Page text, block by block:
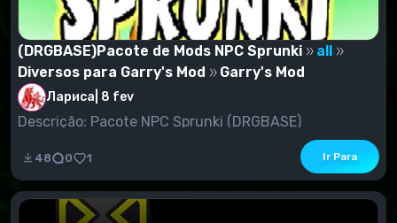
(DRGBASE)Pacote de Mods NPC Sprunki
all
Diversos para Garry's Mod
Garry's Mod
Лариса 8 fev
Descrição: Pacote NPC Sprunki (DRGBASE)
48 0 1 Ir Para